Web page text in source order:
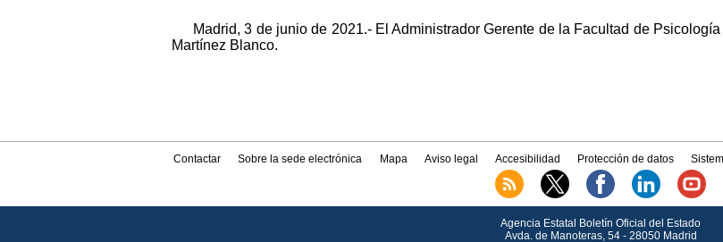
Madrid, 3 de junio de 2021.- El Administrador Gerente de la Facultad de
Martínez Blanco.
Contactar Sobre la sede electrónica Mapa Aviso legal Accesibilidad Protección de datos
Agencia Estatal Boletín Oficial del Estado
Avda.de Manoteras, 54 - 28050 Madrid